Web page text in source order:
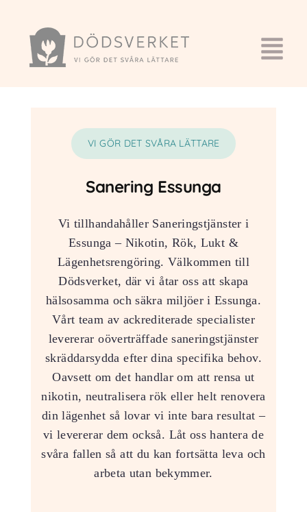
VI GÖR DET SVÅRA LÄTTARE
Sanering Essunga
Vi tillhandahåller Saneringstjänster i
Essunga – Nikotin, Rök, Lukt &
Lägenhetsrengöring. Välkommen till
Dödsverket, där vi åtar oss att skapa
hälsosamma och säkra miljöer i Essunga.
Vårt team av ackrediterade specialister
levererar oöverträffade saneringstjänster
skräddarsydda efter dina specifika behov.
Oavsett om det handlar om att rensa ut
nikotin, neutralisera rök eller helt renovera
din lägenhet så lovar vi inte bara resultat –
vi levererar dem också. Låt oss hantera de
svåra fallen så att du kan fortsätta leva och
arbeta utan bekymmer.